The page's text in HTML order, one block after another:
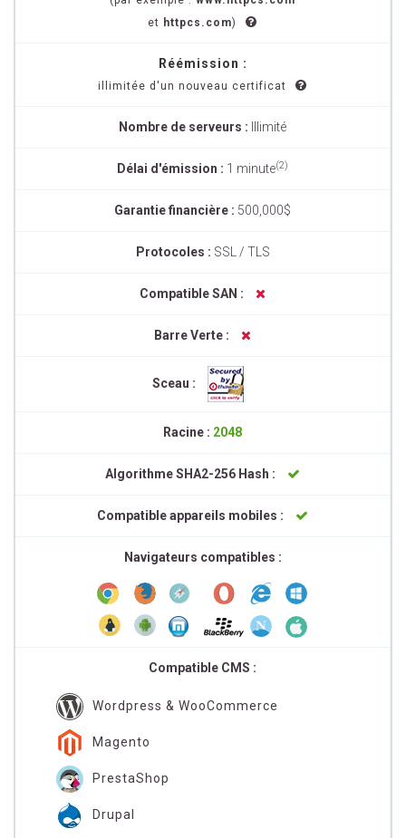
et httpcs.com)
Réémission :
illimitée d'un nouveau certificat
Nombre de serveurs : Illimité
Délai d'émission : 1 minute(2)
Garantie financière : 500,000$
Protocoles : SSL / TLS
Compatible SAN :
Barre Verte :
Sceau :
Racine : 2048
Algorithme SHA2-256 Hash :
Compatible appareils mobiles :
Navigateurs compatibles :
Compatible CMS :
Wordpress & WooCommerce
Magento
PrestaShop
Drupal